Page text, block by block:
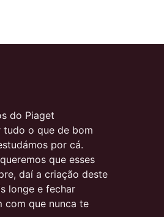
do Piaget
o que de bom
por cá.
que esses
daí a criação deste
longe e fechar
com que nunca te